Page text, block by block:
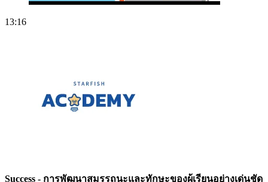
13:16
Success - การพัฒนาสมรรถนะและทักษะของผู้เรียนอย่างเด่นชัด